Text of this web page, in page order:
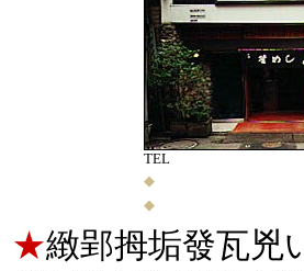
TEL
◆
◆
★緻郢拇垢發瓦兇